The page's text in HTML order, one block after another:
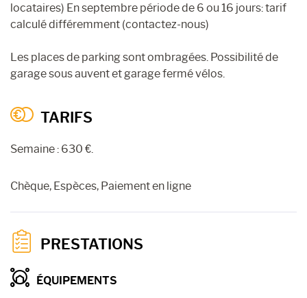
locataires) En septembre période de 6 ou 16 jours: tarif
calculé différemment (contactez-nous)
Les places de parking sont ombragées. Possibilité de
garage sous auvent et garage fermé vélos.
TARIFS
Semaine : 630 €.
Chèque, Espèces, Paiement en ligne
PRESTATIONS
ÉQUIPEMENTS